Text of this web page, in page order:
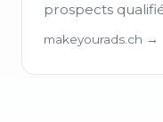
prospects
makeyourads.ch →